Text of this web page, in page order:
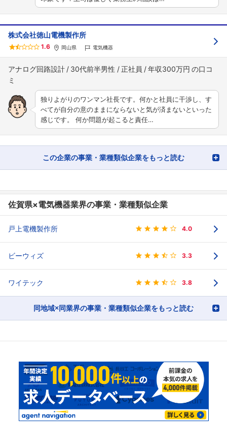
株式会社徳山電機製作所
1.6 岡山県 電気機器
アナログ回路設計 30代前半男性 正社員 年収300万円
独りよがりのワンマン社長です。何かと社員に干渉し、す
べてが自分の意のままにならないと気が済まないといった
感じです。 何か問題が起こると責任…
この企業の事業・業種類似企業をもっと読む
佐賀県×電気機器業界の事業・業種類似企業
戸上電機製作所 4.0
ビーウィズ 3.3
ワイテック 3.8
同地域×同業界の事業・業種類似企業をもっと読む